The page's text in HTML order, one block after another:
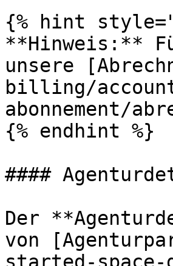
{% hint
**Hinweis:**
unsere
billing/
abonnement/
{% endhint %}
####
Der
von